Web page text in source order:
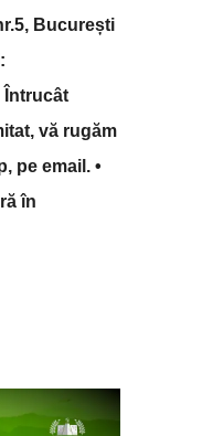
București
Întrucât
vă rugăm
pe email. •
în